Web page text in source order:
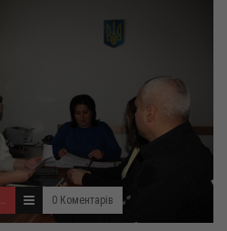
Новини центру соціальних служб для сім'ї, дітей та молоді 0 Коментарів